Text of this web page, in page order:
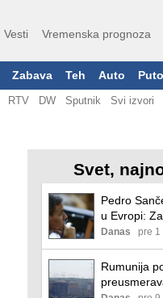
Vesti Vremenska prognoza
Zabava Teh Auto
RTV DW Sputnik Svi izvori
Svet,
Pedro
u Evropi:
hibridnim
bila u
zajednički
Danas pre 1
Rumunija